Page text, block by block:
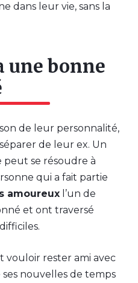
dans leur vie, sans la
une bonne
de leur personnalité,
de leur ex. Un
peut se résoudre à
qui a fait partie
amoureuxl’un de
et ont traversé
vouloir rester ami avec
nouvelles de temps